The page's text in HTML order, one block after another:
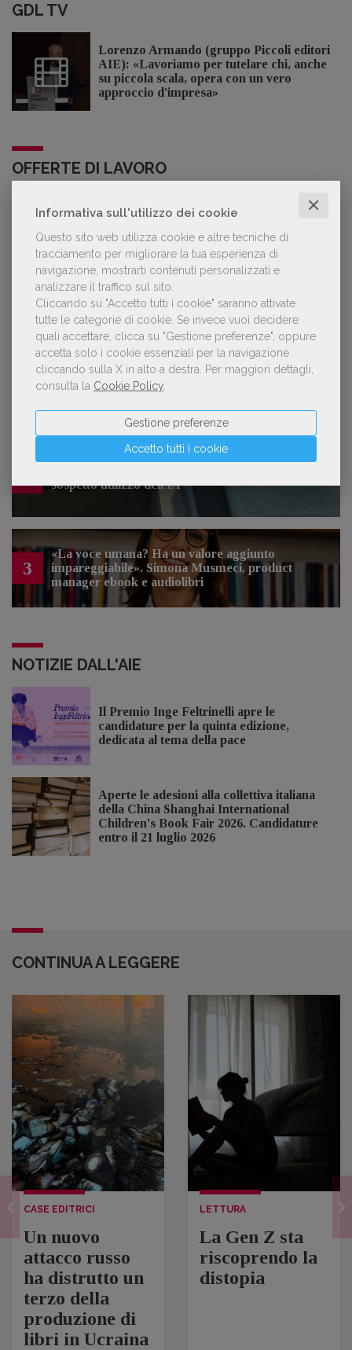
Informativa sull'utilizzo dei cookie ✕
Questo sito web utilizza cookie e altre tecniche di
tracciamento per migliorare la tua esperienza di
navigazione, mostrarti contenuti personalizzati e
analizzare il traffico sul sito.
Cliccando su "Accetto tutti i cookie" saranno attivate
tutte le categorie di cookie. Se invece vuoi decidere
quali accettare, clicca su "Gestione preferenze", oppure
accetta solo i cookie essenziali per la navigazione
cliccando sulla X in alto a destra. Per maggiori dettagli,
consulta la Cookie Policy
Accetto tutti i cookie
Gestione preferenze
GDL TV
Lorenzo Armando (gruppo Piccoli editori
AIE): «Lavoriamo per tutelare chi, anche
su piccola scala, opera con un vero
approccio d'impresa»
OFFERTE DI LAVORO
editoria
LE PIÙ LETTE
Forse è il momento di cambiare prospettiva
sull’intelligenza artificiale
sospetto utilizzo dell’IA
3
«La voce umana? Ha un valore aggiunto
impareggiabile». Simona Musmeci, product
manager ebook e audiolibri
NOTIZIE DALL'AIE
Il Premio Inge Feltrinelli apre le
candidature per la quinta edizione,
dedicata al tema della pace
Aperte le adesioni alla collettiva italiana
della China Shanghai International
Children's Book Fair 2026. Candidature
entro il 21 luglio 2026
CONTINUA A LEGGERE
CASE EDITRICI
Un nuovo
attacco russo
ha distrutto un
terzo della
produzione di
libri in Ucraina
LETTURA
La Gen Z sta
riscoprendo la
distopia